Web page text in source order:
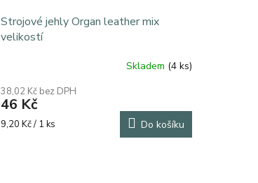
Strojové jehly Organ leather mix
velikostí
Skladem (4 ks)
38,02 Kč bez DPH
46 Kč
Měrná
9,20 Kč / 1 ks Do košíku